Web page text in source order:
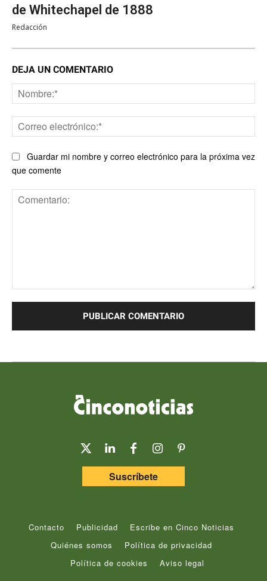
de Whitechapel de 1888
Redacción
DEJA UN COMENTARIO
Guardar mi nombre y correo electrónico para la próxima vez
que comente
Suscríbete
Contacto Publicidad
Escribe en Cinco Noticias
Quiénes somos
Política de privacidad
Política de cookies
Aviso legal